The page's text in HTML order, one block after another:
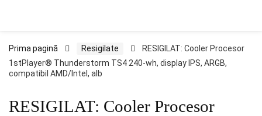
Prima pagină Resigilate
RESIGILAT: Cooler Procesor
1stPlayer® Thunderstorm TS4 240-wh, display IPS, ARGB,
compatibil AMD/Intel, alb
RESIGILAT: Cooler Procesor